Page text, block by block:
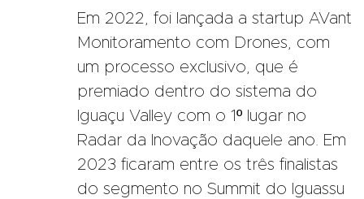
Em 2022, foi lançada a startup AVant
Monitoramento com Drones, com
um processo exclusivo, que é
premiado dentro do sistema do
Iguaçu Valley com o 1º lugar no
Radar da Inovação daquele ano. Em
2023 ficaram entre os três finalistas
do segmento no Summit do Iguassu